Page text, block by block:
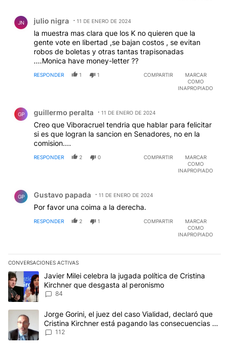
JN julio nigra 11 DE ENERO DE 2024
la muestra mas clara que los K no quieren que la
gente vote en libertad ,se bajan costos , se evitan
robos de boletas y otras tantas trapisonadas
....Monica have money-letter ??
RESPONDER 1 1 COMPARTIR
MARCAR
COMO
INAPROPIADO
GP guillermo peralta 11 DE ENERO DE 2024
Creo que Viboracruel tendria que hablar para felicitar
si es que logran la sancion en Senadores, no en la
comision....
RESPONDER 2 0 COMPARTIR
MARCAR
COMO
INAPROPIADO
GP Gustavo papada 11 DE ENERO DE 2024
Por favor una coima a la derecha.
RESPONDER 2 1 COMPARTIR
MARCAR
COMO
INAPROPIADO
CONVERSACIONES ACTIVAS
Este listado muestra los artículos con más comentarios en los
Un artículo de tendencia con el título "Javier Milei celebra la
Javier Milei celebra la jugada política de Cristina
Kirchner que desgasta al peronismo
84
Un artículo de tendencia con el título "Jorge Gorini, el juez del
Jorge Gorini, el juez del caso Vialidad, declaró que
Cristina Kirchner está pagando las consecuencias de
cometer "un delito comprobado"
112